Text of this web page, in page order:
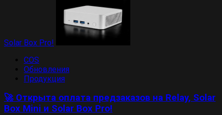
Solar Box Pro!
COS
Обновления
Продукция
🚀 Открыта оплата предзаказов на Relay, Solar
Box Mini и Solar Box Pro!